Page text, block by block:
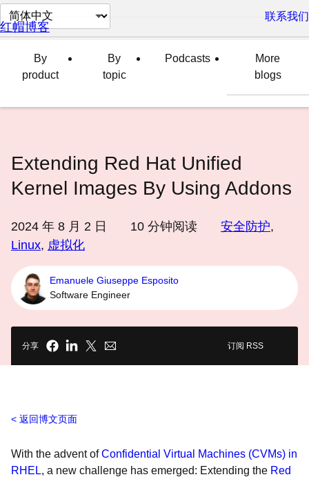
切
换
言
联系我们
红帽博客
By
product
By
topic
Podcasts
More
blogs
Extending Red Hat Unified
Kernel Images By Using Addons
2024 年 8 月 2 日 10 分钟阅读 安全防护,
Linux, 虚拟化
Emanuele Giuseppe Esposito
Software Engineer
分享 订阅 RSS
返回博文页面
With the advent ofConfidential Virtual Machines (CVMs) in
RHEL, a new challenge has emerged: Extending the Red